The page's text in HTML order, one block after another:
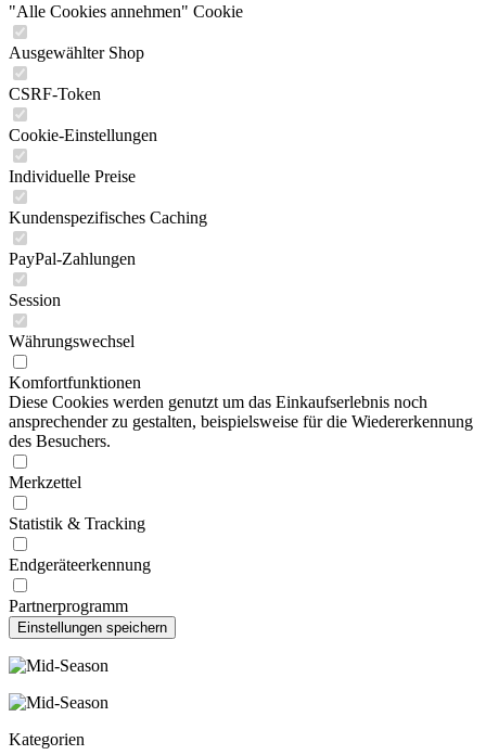
"Alle Cookies annehmen" Cookie
Ausgewählter Shop
CSRF-Token
Cookie-Einstellungen
Individuelle Preise
Kundenspezifisches Caching
PayPal-Zahlungen
Session
Währungswechsel
Komfortfunktionen
Diese Cookies werden genutzt um das Einkaufserlebnis noch
ansprechender zu gestalten, beispielsweise für die Wiedererkennung
des Besuchers.
Merkzettel
Statistik & Tracking
Endgeräteerkennung
Partnerprogramm
Kategorien